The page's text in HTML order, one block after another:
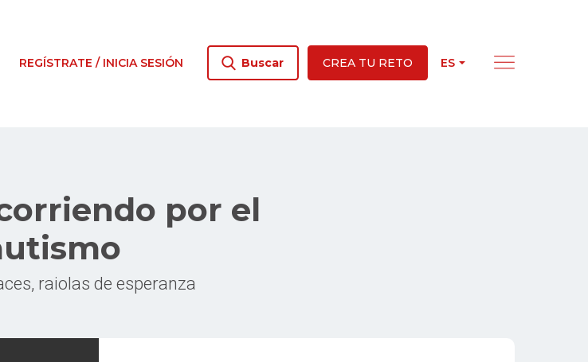
REGÍSTRATE / INICIA SESIÓN Buscar CREA TU RETO ES
por el
raiolas de esperanza